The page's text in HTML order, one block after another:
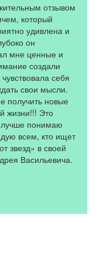
отзывом
который
удивлена и
он
мне ценные и
создали
себя
свои мысли.
получить новые
жизни!!! Это
лучше понимаю
всем, кто ищет
звезд» в своей
Васильевича.